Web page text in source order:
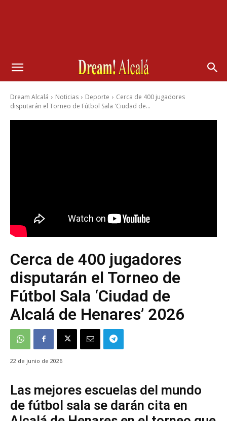
Dream Alcalá Noticias Deporte
Cerca de 400 jugadores
disputarán el Torneo de Fútbol Sala 'Ciudad de...
Cerca de 400 jugadores
disputarán el Torneo de
Fútbol Sala ‘Ciudad de
Alcalá de Henares’ 2026
22 de junio de 2026
Las mejores escuelas del mundo
de fútbol sala se darán cita en